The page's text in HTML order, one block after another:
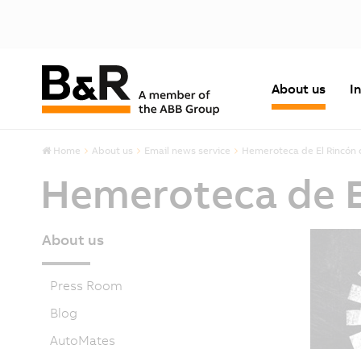
About us
Home About us Email news service Hemeroteca de El Rincón
Hemeroteca de
About us
Press Room
Blog
AutoMates